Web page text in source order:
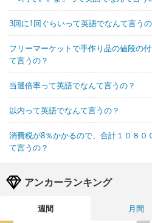
3回に1回ぐらいって英語でなんて言う
フリーマーケットで手作り品の値段の
て言うの？
当選倍率って英語でなんて言うの？
以内って英語でなんて言うの？
消費税が8％かかるので、合計１０８０
て言うの？
アンカーランキング
週間 月間